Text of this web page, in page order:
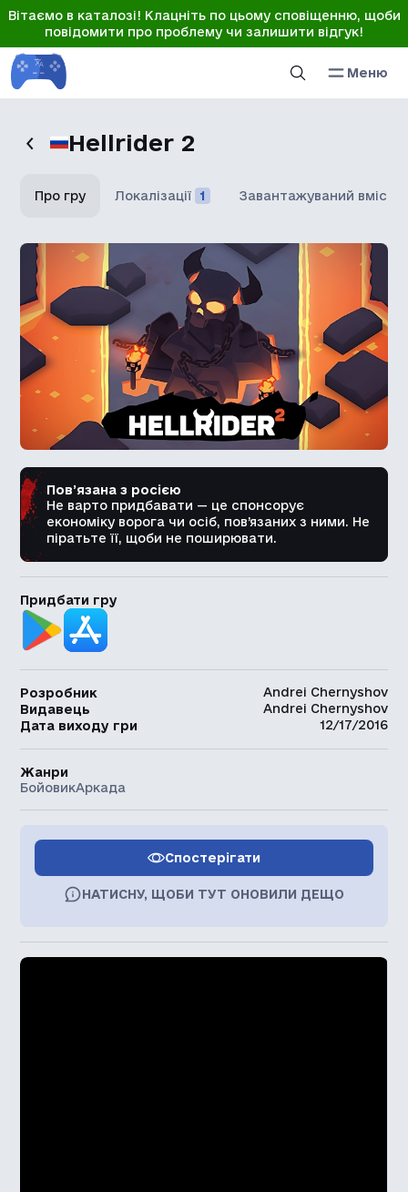
Вітаємо в каталозі! Клацніть по цьому сповіщенню, щоби
повідомити про проблему чи залишити відгук!
Меню
Hellrider 2
Про гру Локалізації 1 Завантажуваний вміст
Пов’язана з росією
Не варто придбавати — це спонсорує
економіку ворога чи осіб, пов’язаних з ними. Не
піратьте її, щоби не поширювати.
Придбати гру
Розробник
Andrei Chernyshov
Видавець
Andrei Chernyshov
Дата виходу гри
12/17/2016
Жанри
БойовикАркада
Спостерігати
НАТИСНУ, ЩОБИ ТУТ ОНОВИЛИ ДЕЩО